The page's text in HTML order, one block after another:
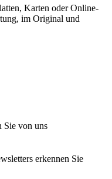
Karten oder Online-
im Original und
Sie von uns
erkennen Sie